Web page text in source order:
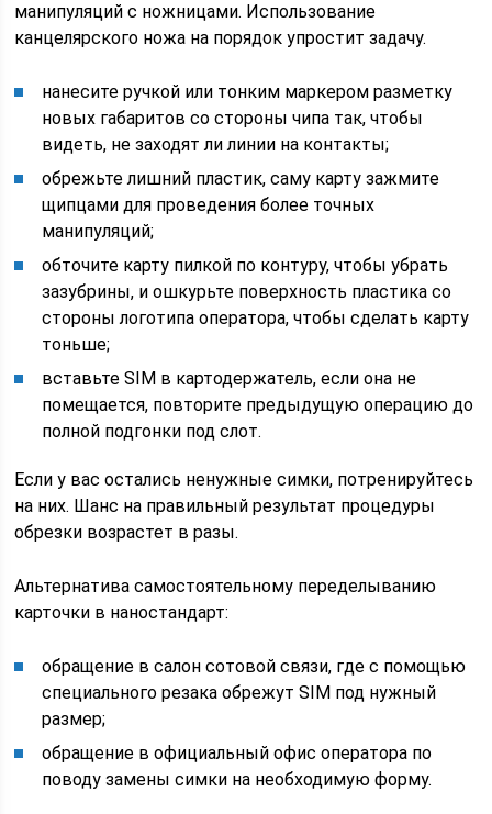
манипуляций с ножницами. Использование
канцелярского ножа на порядок упростит задачу.
нанесите ручкой или тонким маркером разметку
новых габаритов со стороны чипа так, чтобы
видеть, не заходят ли линии на контакты;
обрежьте лишний пластик, саму карту зажмите
щипцами для проведения более точных
манипуляций;
обточите карту пилкой по контуру, чтобы убрать
зазубрины, и ошкурьте поверхность пластика со
стороны логотипа оператора, чтобы сделать карту
тоньше;
вставьте SIM в картодержатель, если она не
помещается, повторите предыдущую операцию до
полной подгонки под слот.
Если у вас остались ненужные симки, потренируйтесь
на них. Шанс на правильный результат процедуры
обрезки возрастет в разы.
Альтернатива самостоятельному переделыванию
карточки в наностандарт:
обращение в салон сотовой связи, где с помощью
специального резака обрежут SIM под нужный
размер;
обращение в официальный офис оператора по
поводу замены симки на необходимую форму.